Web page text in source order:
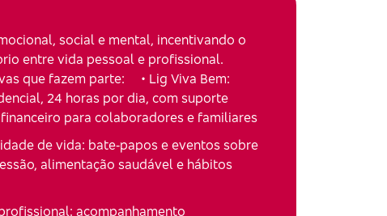
social e mental, incentivando o
entre vida pessoal e profissional.
que fazem parte: • Lig Viva Bem:
24 horas por dia, com suporte
para colaboradores e familiares
de vida: bate‑papos e eventos sobre
alimentação saudável e hábitos
acompanhamento